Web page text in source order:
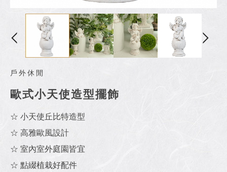
戶外休閒
歐式小天使造型擺飾
☆ 小天使丘比特造型
☆ 高雅歐風設計
☆ 室內室外庭園皆宜
☆ 點綴植栽好配件